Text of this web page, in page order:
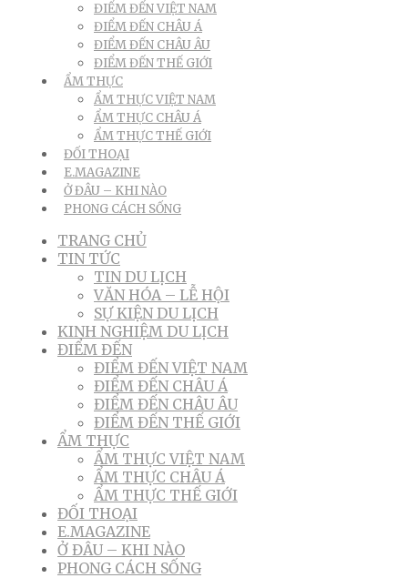
ĐIỂM ĐẾN VIỆT NAM
ĐIỂM ĐẾN CHÂU Á
ĐIỂM ĐẾN CHÂU ÂU
ĐIỂM ĐẾN THẾ GIỚI
ẨM THỰC
ẨM THỰC VIỆT NAM
ẨM THỰC CHÂU Á
ẨM THỰC THẾ GIỚI
ĐỐI THOẠI
E.MAGAZINE
Ở ĐÂU – KHI NÀO
PHONG CÁCH SỐNG
TRANG CHỦ
TIN TỨC
TIN DU LỊCH
VĂN HÓA – LỄ HỘI
SỰ KIỆN DU LỊCH
KINH NGHIỆM DU LỊCH
ĐIỂM ĐẾN
ĐIỂM ĐẾN VIỆT NAM
ĐIỂM ĐẾN CHÂU Á
ĐIỂM ĐẾN CHÂU ÂU
ĐIỂM ĐẾN THẾ GIỚI
ẨM THỰC
ẨM THỰC VIỆT NAM
ẨM THỰC CHÂU Á
ẨM THỰC THẾ GIỚI
ĐỐI THOẠI
E.MAGAZINE
Ở ĐÂU – KHI NÀO
PHONG CÁCH SỐNG